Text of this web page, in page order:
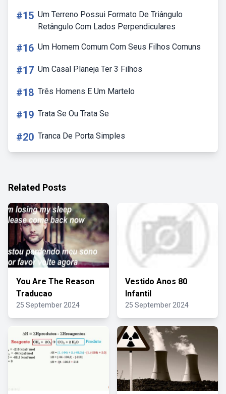
#15 Um Terreno Possui Formato De Triângulo
Retângulo Com Lados Perpendiculares
#16 Um Homem Comum Com Seus Filhos Comuns
#17 Um Casal Planeja Ter 3 Filhos
#18 Três Homens E Um Martelo
#19 Trata Se Ou Trata Se
#20 Tranca De Porta Simples
Related Posts
You Are The Reason
Traducao
25 September 2024
Vestido Anos 80
Infantil
25 September 2024